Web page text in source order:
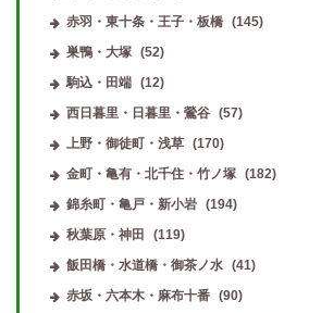
赤羽・東十条・王子・板橋
(145)
巣鴨・大塚
(52)
駒込・田端
(12)
西日暮里・日暮里・鶯谷
(57)
上野・御徒町・浅草
(170)
金町・亀有・北千住・竹ノ塚
(182)
錦糸町・亀戸・新小岩
(194)
秋葉原・神田
(119)
飯田橋・水道橋・御茶ノ水
(41)
赤坂・六本木・麻布十番
(90)